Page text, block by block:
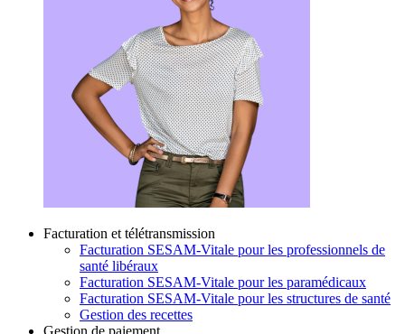
Facturation et télétransmission
Facturation SESAM-Vitale pour les professionnels de
santé libéraux
Facturation SESAM-Vitale pour les paramédicaux
Facturation SESAM-Vitale pour les structures de santé
Gestion des recettes
Gestion de paiement